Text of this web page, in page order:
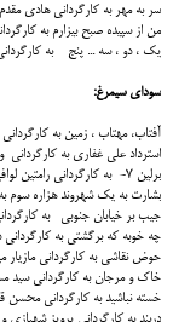
سر به مهر به كارگرداني هادی
من از سپیده صبح بیزارم به
یک ، دو ، سه ... پنج به
سوداي سيمرغ:
آفتاب، مهتاب ، زمین به
استرداد علی غفاری به
برلین 7- به كارگرداني رامتین لوافی و تهيه كنندگي سیامک پور شریف
بشارت به یک شهروند هزاره سوم
جیب بر خیابان جنوبی به
چه خوبه که برگشتی به
حوض نقاشی به كارگرداني
خاک و مرجان به كارگرداني سید
خسته نباشید به كارگرداني محسن